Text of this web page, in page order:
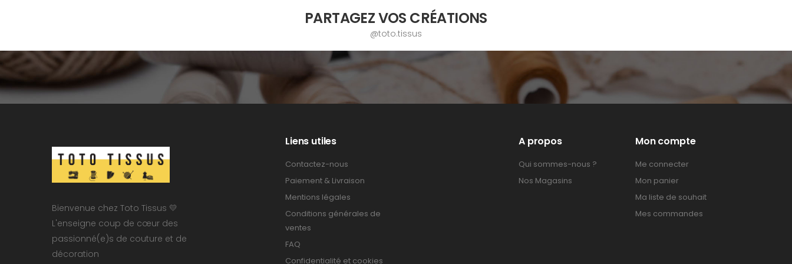
PARTAGEZ VOS CRÉATIONS
@toto.tissus
Bienvenue chez Toto Tissus 💛
L'enseigne coup de cœur des
passionné(e)s de couture et de
décoration
Liens utiles
Contactez-nous
Paiement & Livraison
Mentions légales
Conditions générales de
ventes
FAQ
Confidentialité et cookies
A propos
Qui sommes-nous ?
Nos Magasins
Mon compte
Me connecter
Mon panier
Ma liste de souhait
Mes commandes